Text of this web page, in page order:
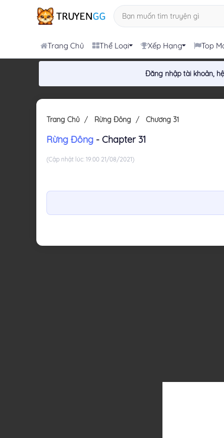
Trang Chủ Thể Loại Xếp Hạng Top
Đăng nhập tài khoản,
Trang Chủ Rừng Đông Chương 31
Rừng Đông - Chapter 31
(Cập nhật lúc: 19:00 21/08/2021)